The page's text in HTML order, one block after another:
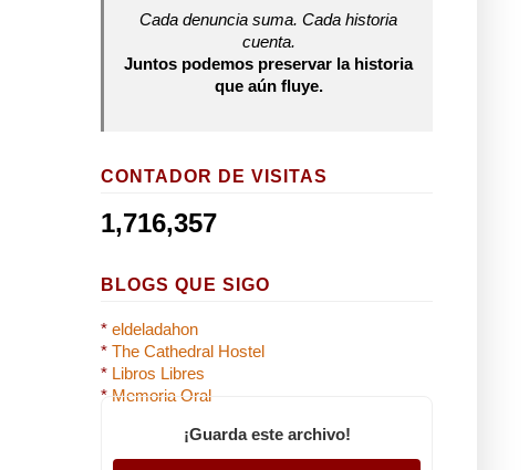
Cada denuncia suma. Cada historia
cuenta.
Juntos podemos preservar la historia
que aún fluye.
CONTADOR DE VISITAS
1,716,357
BLOGS QUE SIGO
* eldeladahon
* The Cathedral Hostel
* Libros Libres
* Memoria Oral
¡Guarda este archivo!